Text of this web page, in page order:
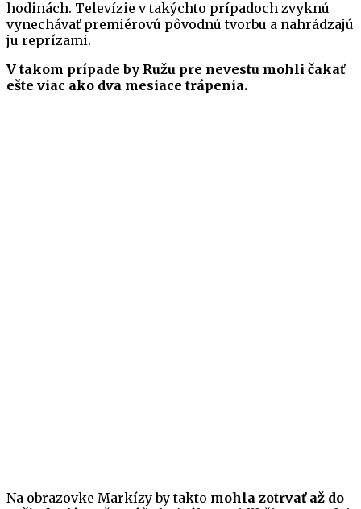
hodinách. Televízie v takýchto prípadoch zvyknú
vynechávať premiérovú pôvodnú tvorbu a nahrádzajú
ju reprízami.
V takom prípade by Ružu pre nevestu mohli čakať
ešte viac ako dva mesiace trápenia.
Na obrazovke Markízy by takto mohla zotrvať až do